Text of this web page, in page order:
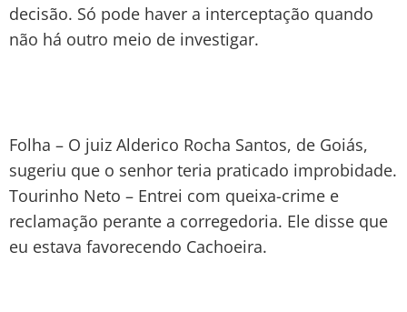
decisão. Só pode haver a interceptação quando
não há outro meio de investigar.
Folha – O juiz Alderico Rocha Santos, de Goiás,
sugeriu que o senhor teria praticado improbidade.
Tourinho Neto – Entrei com queixa-crime e
reclamação perante a corregedoria. Ele disse que
eu estava favorecendo Cachoeira.